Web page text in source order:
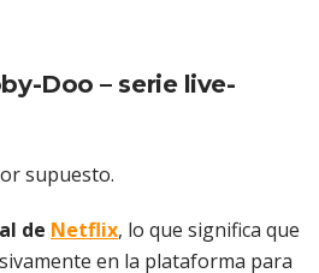
Doo – serie live-
supuesto.
de Netflix, lo que significa que
en la plataforma para